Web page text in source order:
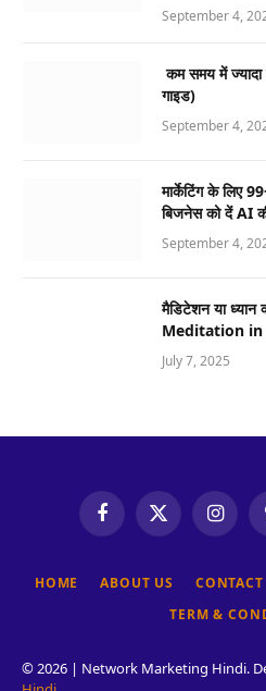
September 4,
कम समय में ज्यादा
गाइड)
September 4,
मार्केटिंग के लिए
बिजनेस को दें AI
September 4,
मैडिटेशन या
Meditation
July 7, 2025
FacebookX
(Twitter)
HOME ABOUT US CONTACT
TERM &
© 2026 | Network Marketing Hindi.